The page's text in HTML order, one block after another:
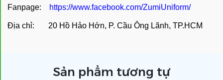
Fanpage: https://www.facebook.com/ZumiUniform/
Địa chỉ: 20 Hồ Hảo Hớn, P. Cầu Ông Lãnh, TP.HCM
Sản phẩm tương tự